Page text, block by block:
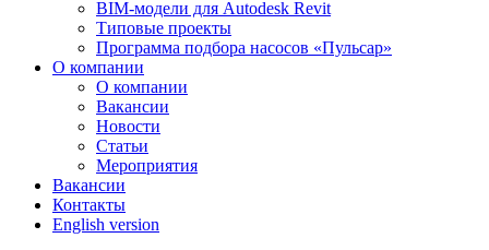
BIM-модели для Autodesk Revit
Типовые проекты
Программа подбора насосов «Пульсар»
О компании
О компании
Вакансии
Новости
Статьи
Мероприятия
Вакансии
Контакты
English version